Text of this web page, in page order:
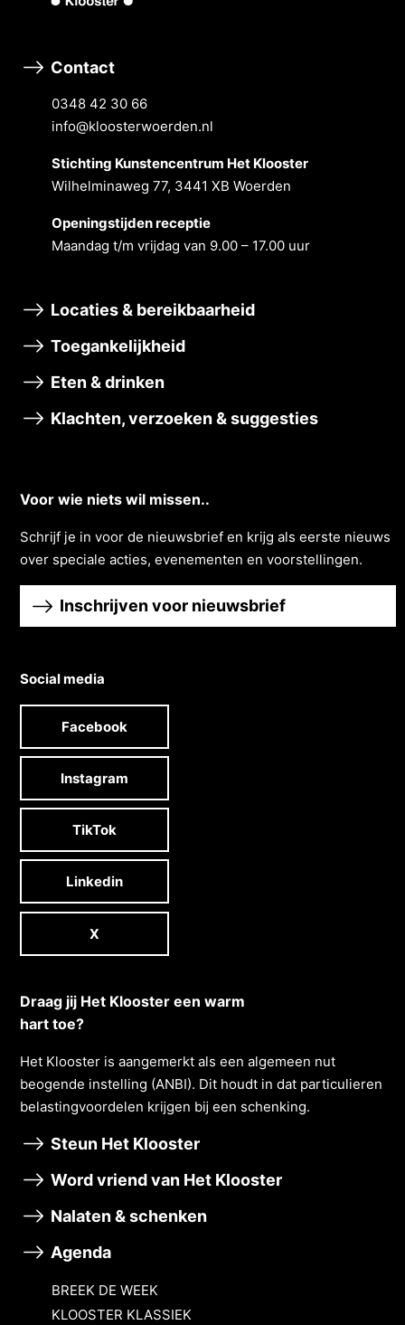
Contact
0348 42 30 66
info@kloosterwoerden.nl
Stichting Kunstencentrum Het Klooster
Wilhelminaweg 77, 3441 XB Woerden
Openingstĳden receptie
Maandag t/m vrĳdag van 9.00 – 17.00 uur
Locaties & bereikbaarheid
Toegankelijkheid
Eten & drinken
Klachten, verzoeken & suggesties
Voor wie niets wil missen..
Schrĳf je in voor de nieuwsbrief en krĳg als eerste nieuws
over speciale acties, evenementen en voorstellingen.
Inschrijven voor nieuwsbrief
Social media
Facebook
Instagram
TikTok
Linkedin
X
Draag jij Het Klooster een warm
hart toe?
Het Klooster is aangemerkt als een algemeen nut
beogende instelling (ANBI). Dit houdt in dat particulieren
belastingvoordelen krĳgen bĳ een schenking.
Steun Het Klooster
Word vriend van Het Klooster
Nalaten & schenken
Agenda
BREEK DE WEEK
KLOOSTER KLASSIEK